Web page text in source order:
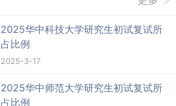
2025华中科技大学研究生初试复试所
占比例
2025-3-17
2025华中师范大学研究生初试复试所
占比例